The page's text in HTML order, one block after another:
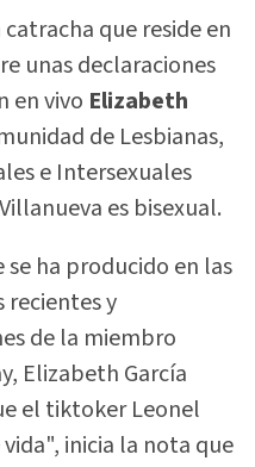
que reside en
unas declaraciones
en vivo Elizabeth
de Lesbianas,
e Intersexuales
es bisexual.
ha producido en las
recientes y
de la miembro
Elizabeth García
el tiktoker Leonel
inicia la nota que